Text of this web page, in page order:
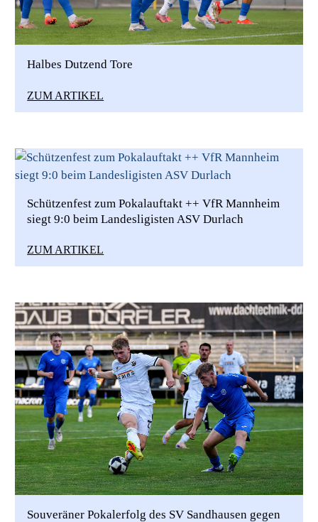
Halbes Dutzend Tore
ZUM ARTIKEL
Schützenfest zum Pokalauftakt ++ VfR Mannheim
siegt 9:0 beim Landesligisten ASV Durlach
ZUM ARTIKEL
Souveräner Pokalerfolg des SV Sandhausen gegen